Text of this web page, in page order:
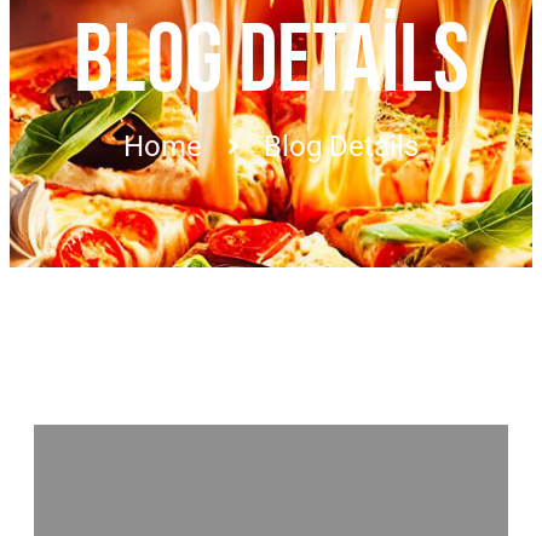
BLOG DETAILS
Home Blog Details